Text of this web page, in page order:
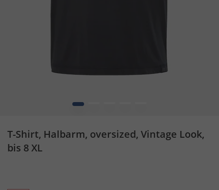
1
T-Shirt, Halbarm, oversized, Vintage Look,
bis 8 XL